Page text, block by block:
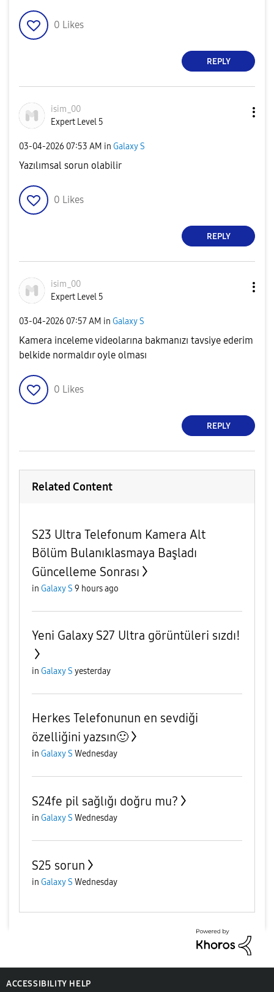
0 Likes
REPLY
isim_00
Expert Level 5
‎03-04-2026 07:53 AM in Galaxy S
Yazılımsal sorun olabilir
0 Likes
REPLY
isim_00
Expert Level 5
‎03-04-2026 07:57 AM in Galaxy S
Kamera inceleme videolarına bakmanızı tavsiye ederim
belkide normaldır oyle olması
0 Likes
REPLY
Related Content
S23 Ultra Telefonum Kamera Alt
Bölüm Bulanıklasmaya Başladı
Güncelleme Sonrası
in Galaxy S 9 hours ago
Yeni Galaxy S27 Ultra görüntüleri sızdı!
in Galaxy S yesterday
Herkes Telefonunun en sevdiği
özelliğini yazsın🙂
in Galaxy S Wednesday
S24fe pil sağlığı doğru mu?
in Galaxy S Wednesday
S25 sorun
in Galaxy S Wednesday
ACCESSIBILITY HELP